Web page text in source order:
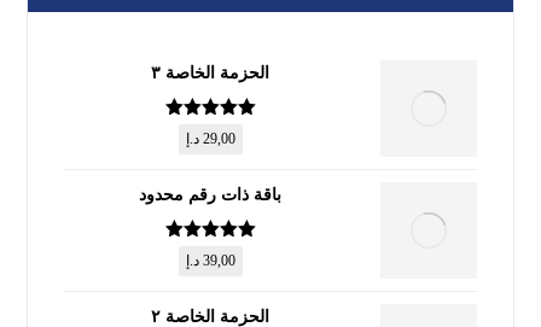
الحزمة الخاصة ٣
تم التقييم
من 5
29,00 د.إ
باقة ذات رقم محدود
تم التقييم
من 5
39,00 د.إ
الحزمة الخاصة ٢